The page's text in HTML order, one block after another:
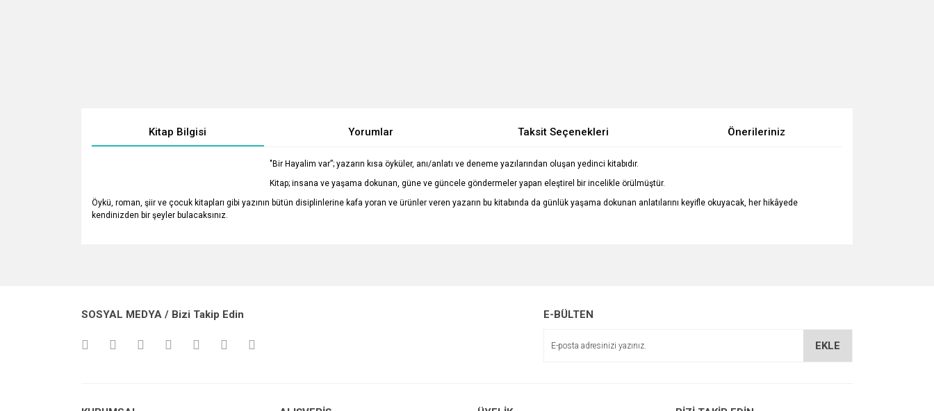
Kitap Bilgisi Yorumlar Taksit Seçenekleri Önerileriniz
"Bir Hayalim var”; yazarın kısa öyküler, anı/anlatı ve deneme yazılarından oluşan yedinci kitabıdır.
Kitap; insana ve yaşama dokunan, güne ve güncele göndermeler yapan eleştirel bir incelikle örülmüştür.
Öykü, roman, şiir ve çocuk kitapları gibi yazının bütün disiplinlerine kafa yoran ve ürünler veren yazarın bu kitabında da günlük yaşama dokunan anlatılarını keyifle okuyacak, her hikâyede
kendinizden bir şeyler bulacaksınız.
Ürün açıklamasında eksik bilgiler bulunuyor.
SOSYAL MEDYA / Bizi Takip Edin E-BÜLTEN
EKLE